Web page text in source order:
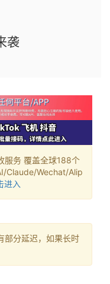
袭
服务 覆盖全球188个
Claude/Wechat/Alip
进入
部分延迟，如果长时